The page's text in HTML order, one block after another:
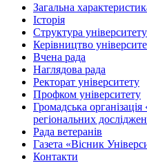
Загальна
Історія
Структура університету
Керівництво
Вчена рада
Наглядова рада
Ректорат університету
Профком університету
Громадська
регіональних
Рада ветеранів
Газета «Вісник
Контакти